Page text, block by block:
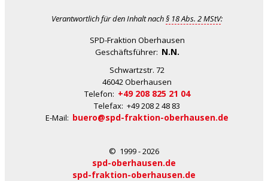
Verantwortlich für den Inhalt nach§ 18 Abs. 2 MStV:
SPD-Fraktion Oberhausen
Geschäftsführer: N.N.
Schwartzstr. 72
46042 Oberhausen
Telefon: +49 208 825 21 04
Telefax: +49 208 2 48 83
E-Mail: buero@spd-fraktion-oberhausen.de
© 1999 - 2026
spd-oberhausen.de
spd-fraktion-oberhausen.de